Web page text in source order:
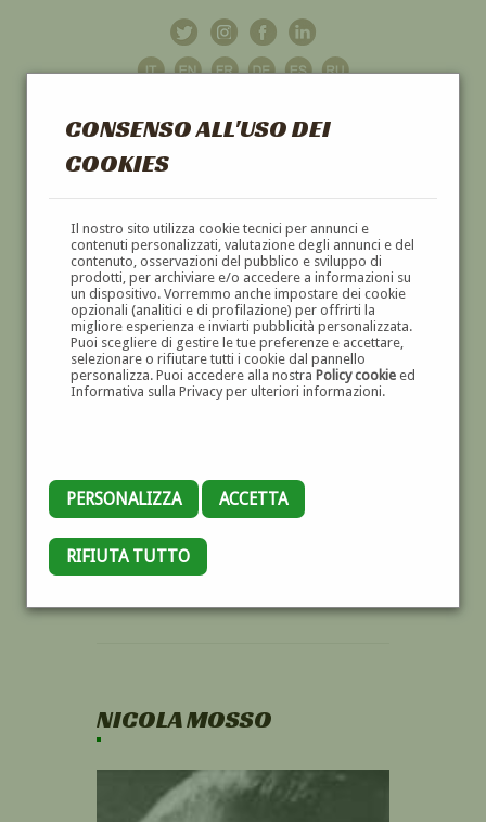
CONSENSO ALL'USO DEI
COOKIES
Il nostro sito utilizza cookie tecnici per annunci e
contenuti personalizzati, valutazione degli annunci e del
contenuto, osservazioni del pubblico e sviluppo di
prodotti, per archiviare e/o accedere a informazioni su
un dispositivo. Vorremmo anche impostare dei cookie
opzionali (analitici e di profilazione) per offrirti la
migliore esperienza e inviarti pubblicità personalizzata.
Puoi scegliere di gestire le tue preferenze e accettare,
selezionare o rifiutare tutti i cookie dal pannello
personalizza. Puoi accedere alla nostra Policy cookieed
Informativa sulla Privacy per ulteriori informazioni.
PERSONALIZZA ACCETTA
RIFIUTA TUTTO
GALLERIAD'ARTE
DIPINTI E SCULTURE '800 E '900
NICOLA MOSSO